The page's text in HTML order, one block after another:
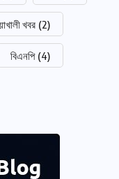
খবর (2)
বিএনপি (4)